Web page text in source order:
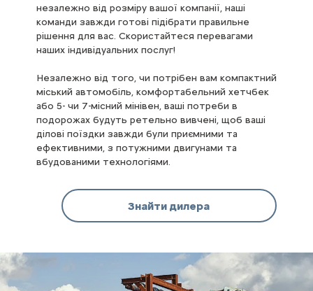
незалежно від розміру вашої компанії, наші
команди завжди готові підібрати правильне
рішення для вас. Скористайтеся перевагами
наших індивідуальних послуг!
Незалежно від того, чи потрібен вам компактний
міський автомобіль, комфортабельний хетчбек
або 5- чи 7-місний мінівен, ваші потреби в
подорожах будуть ретельно вивчені, щоб ваші
ділові поїздки завжди були приємними та
ефективними, з потужними двигунами та
вбудованими технологіями.
Знайти дилера